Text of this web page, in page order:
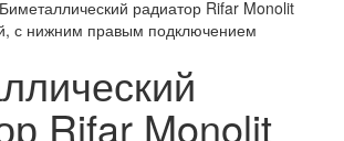
Биметаллический радиатор Rifar Monolit
с нижним правым подключением
Rifar Monolit